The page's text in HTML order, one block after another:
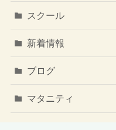
スクール
新着情報
ブログ
マタニティ